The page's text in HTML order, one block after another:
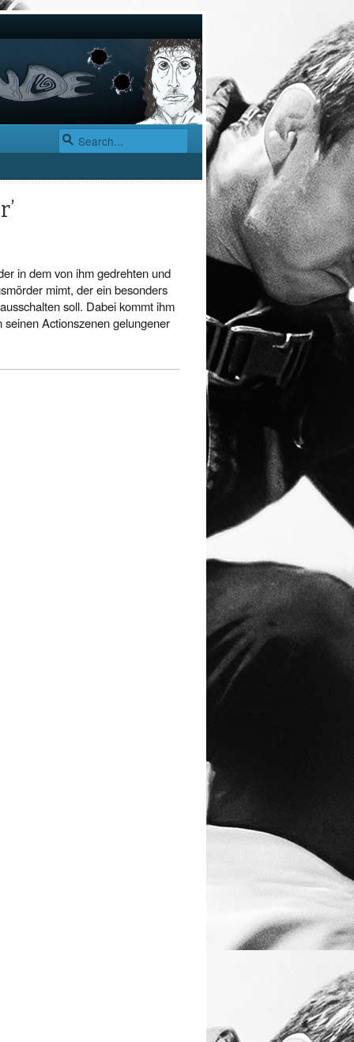
in dem von ihm gedrehten und
mimt, der ein besonders
soll. Dabei kommt ihm
Actionszenen gelungener